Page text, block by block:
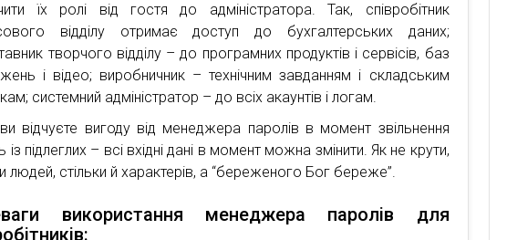
їх ролі від гостя до адміністратора. Так, співробітник
відділу отримає доступ до бухгалтерських даних;
творчого відділу – до програмних продуктів і сервісів, баз
і відео; виробничник – технічним завданням і складським
системний адміністратор – до всіх акаунтів і логам.
відчуєте вигоду від менеджера паролів в момент звільнення
із підлеглих – всі вхідні дані в момент можна змінити. Як не крути,
людей, стільки й характерів, а “береженого Бог береже”.
використання менеджера паролів для